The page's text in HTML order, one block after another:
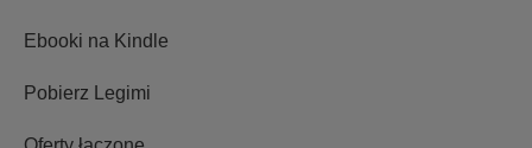
Ebooki na Kindle
Pobierz Legimi